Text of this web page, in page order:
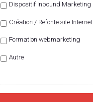
Dispositif Inbound Marketing
Création / Refonte site Internet
Formation webmarketing
Autre